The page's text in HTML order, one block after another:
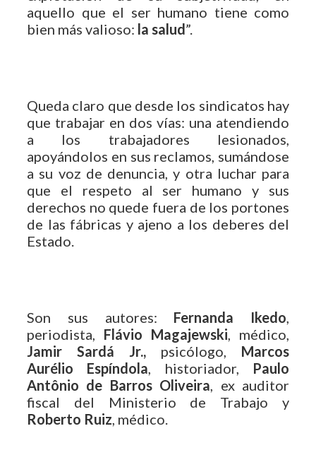
aquello que el ser humano tiene como
bien más valioso: la salud”.
Queda claro que desde los sindicatos hay
que trabajar en dos vías: una atendiendo
a los trabajadores lesionados,
apoyándolos en sus reclamos, sumándose
a su voz de denuncia, y otra luchar para
que el respeto al ser humano y sus
derechos no quede fuera de los portones
de las fábricas y ajeno a los deberes del
Estado.
Son sus autores: Fernanda Ikedo,
periodista, Flávio Magajewski, médico,
Jamir Sardá Jr., psicólogo, Marcos
Aurélio Espíndola, historiador, Paulo
Antônio de Barros Oliveira, ex auditor
fiscal del Ministerio de Trabajo y
Roberto Ruiz, médico.